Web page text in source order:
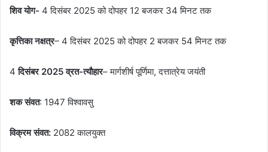
शिव योग- 4 दिसंबर 2025 को दोपहर 12 बजकर 34 मिनट तक
कृत्तिका नक्षत्र– 4 दिसंबर 2025 को दोपहर 2 बजकर 54 मिनट तक
4दिसंबर 2025 व्रत-त्यौहार– मार्गशीर्ष पूर्णिमा, दत्तात्रेय जयंती
शक संवत: 1947 विश्वावसु
विक्रम संवत: 2082 कालयुक्त